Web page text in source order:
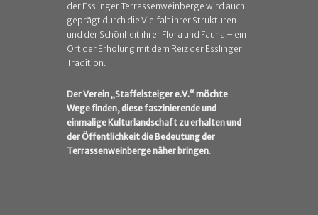
der Esslinger Terrassenweinberge wird auch
geprägt durch die Vielfalt ihrer Strukturen
und der Schönheit ihrer Flora und Fauna – ein
Ort der Erholung mit dem Reiz der Esslinger
Tradition.
Der Verein „Staffelsteiger e.V.“ möchte
Wege finden, diesefaszinierende und
einmalige Kulturlandschaft zu erhalten und
der Öffentlichkeit die Bedeutung der
Terrassenweinberge näher bringen.